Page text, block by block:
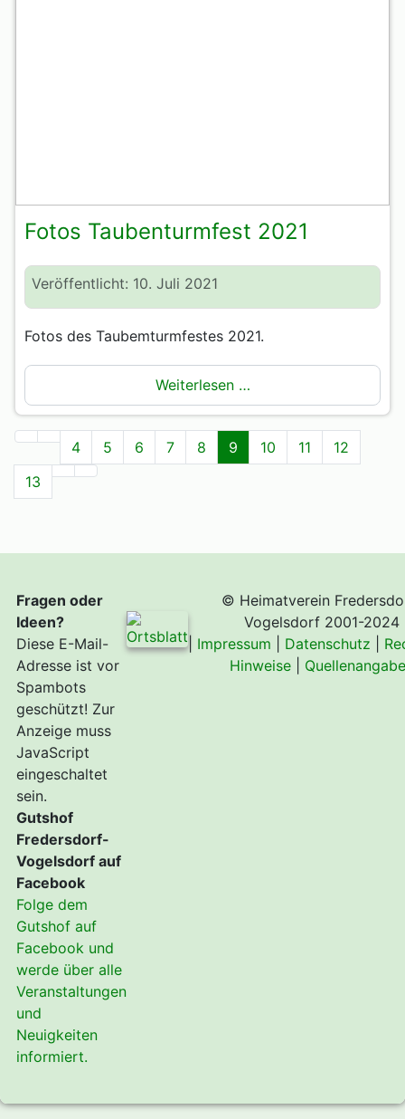
Fotos Taubenturmfest 2021
Veröffentlicht: 10. Juli 2021
Fotos des Taubemturmfestes 2021.
Weiterlesen …
4 5 6 7 8 9 10 11
12
13
Fragen oder
Ideen?
Diese E-Mail-
Adresse ist vor
Spambots
geschützt! Zur
Anzeige muss
JavaScript
eingeschaltet
sein.
Gutshof
Fredersdorf-
Vogelsdorf auf
Facebook
Folge dem
Gutshof auf
Facebook und
werde über alle
Veranstaltungen
und
Neuigkeiten
informiert.
© Heimatverein
Vogelsdorf 2001-2024
Impressum Datenschutz
Hinweise|